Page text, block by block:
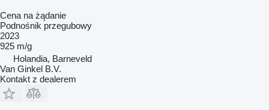
Cena na żądanie
Podnośnik przegubowy
2023
925 m/g
Holandia, Barneveld
Van Ginkel B.V.
Kontakt z dealerem